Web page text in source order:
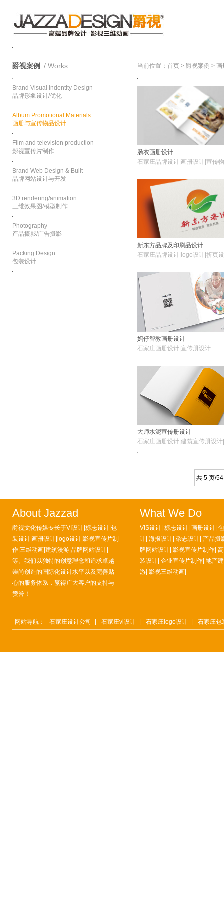
当前位置： 首页 > 爵视案例 > 画
肠衣画册设计
石家庄品牌设计|画册设计|宣传
新东方品牌及印刷品设计
石家庄品牌设计|logo设计|折页
妈仔智教画册设计
石家庄画册设计|宣传册设计
大师水泥宣传册设计
石家庄画册设计|建筑宣传册设
计
共 5 页/
爵视案例 / Works
Brand Visual Indentity Design
品牌形象设计/优化
Album Promotional Materials
画册与宣传物品设计
Film and television production
影视宣传片制作
Brand Web Design & Built
品牌网站设计与开发
3D rendering/animation
三维效果图/模型制作
Photography
产品摄影/广告摄影
Packing Design
包装设计
About Jazzad
爵视文化传媒专长于VI设计|标志设计|包
装设计|画册设计|logo设计|影视宣传片制
作|三维动画|建筑漫游|品牌网站设计|
等。我们以独特的创意理念和追求卓越
崇尚创造的国际化设计水平以及完善贴
心的服务体系，赢得广大客户的支持与
赞誉！
What We Do
VIS设计| 标志设计| 画册设计|
计| 海报设计| 杂志设计| 产品摄
牌网站设计| 影视宣传片制作|
装设计| 企业宣传片制作| 地产
游| 影视三维动画|
网站导航： 石家庄设计公司 石家庄vi设计 石家庄logo设计 石家庄包